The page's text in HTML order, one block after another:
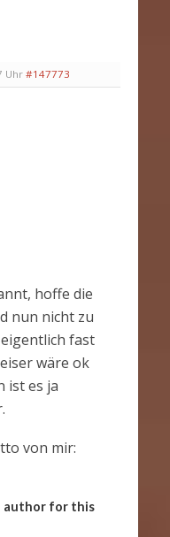
Uhr #147773
hoffe die
nun nicht zu
eigentlich fast
wäre ok
ist es ja
von mir:
author for this